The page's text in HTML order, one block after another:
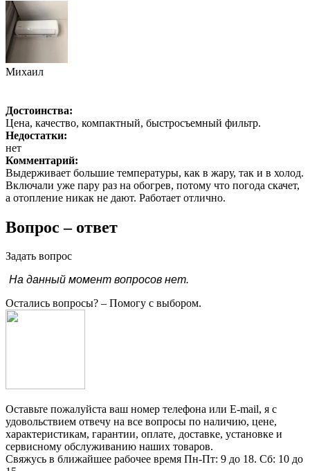
Михаил
Достоинства:
Цена, качество, компактный, быстросъемный фильтр.
Недостатки:
нет
Комментарий:
Выдерживает большие температуры, как в жару, так и в холод.
Включали уже пару раз на обогрев, потому что погода скачет,
а отопление никак не дают. Работает отлично.
Вопрос – ответ
Задать вопрос
На данный момент вопросов нет.
Остались вопросы? – Помогу с выбором.
Оставьте пожалуйста ваш номер телефона или E-mail, я с
удовольствием отвечу на все вопросы по наличию, цене,
характеристикам, гарантии, оплате, доставке, установке и
сервисному обслуживанию наших товаров.
Свяжусь в ближайшее рабочее время Пн-Пт: 9 до 18. Сб: 10 до